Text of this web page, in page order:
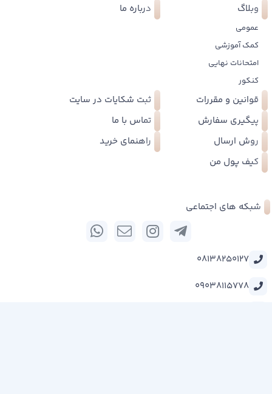
وبلاگ
عمومی
کمک آموزشی
امتحانات نهایی
کنکور
درباره ما
قوانین و مقررات
ثبت شکایات در سایت
پیگیری سفارش
تماس با ما
روش ارسال
راهنمای خرید
کیف پول من
شبکه های اجتماعی
08138250127
09038115778